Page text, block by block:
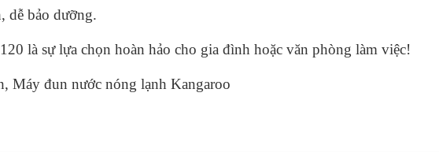
dễ bảo dưỡng.
là sự lựa chọn hoàn hảo cho gia đình hoặc văn phòng làm việc!
Máy đun nước nóng lạnh Kangaroo